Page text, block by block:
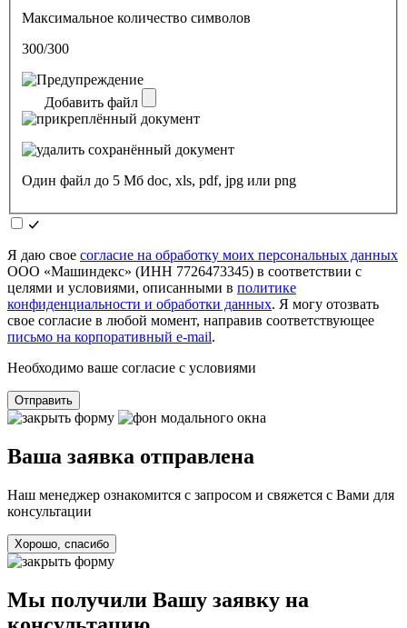
Максимальное количество символов
300/300
Добавить файл
Один файл до 5 Мб doc, xls, pdf, jpg или png
Я даю свое согласие на обработку моих персональных данных
ООО «Машиндекс» (ИНН 7726473345) в соответствии с
целями и условиями, описанными в политике
конфиденциальности и обработки данных. Я могу отозвать
свое согласие в любой момент, направив соответствующее
письмо на корпоративный e-mail.
Необходимо ваше согласие с условиями
Отправить
Ваша заявка отправлена
Наш менеджер ознакомится с запросом и свяжется с Вами для
консультации
Хорошо, спасибо
Мы получили Вашу заявку на